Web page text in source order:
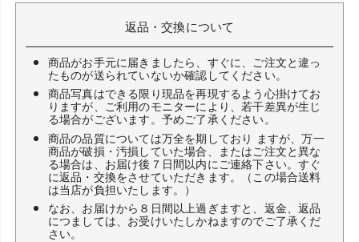
返品・交換について
商品がお手元に届きましたら、すぐに、ご注文と違っ
たものが送られていないか確認してください。
商品写真はできる限り現品を再現するよう心掛けてお
りますが、ご利用のモニターにより、若干差異が生じ
る場合がございます。予めご了承ください。
商品の品質については万全を期しており ますが、万一
商品が破損・汚損していた場合、またはご注文と異な
る場合は、お届け後７日間以内にご連絡下さい。すぐ
に返品・交換をさせていただきます。（この場合送料
は当店が負担いたします。）
なお、お届けから８日間以上過ぎますと、返金、返品
につましては、お受けいたしかねますのでご了承くだ
さい。